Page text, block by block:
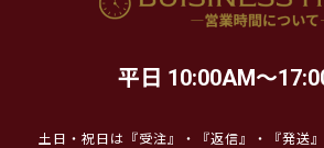
平日 10:00AM～
土日・祝日は『受注』・『返信』・『発送